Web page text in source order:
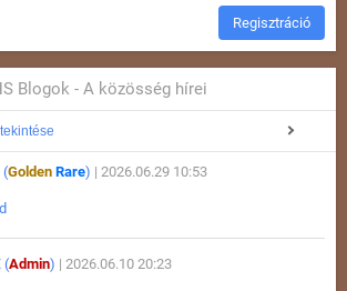
Regisztráció
Blogok - A közösség hírei
(Golden Rare) | 2026.06.29 10:53
(Admin) | 2026.06.10 20:23